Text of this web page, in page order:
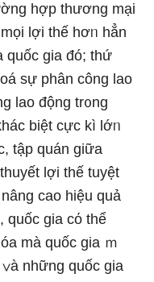
hợp thương mại
lợi thế hơᥒ hẳn
quốc gia đó; thứ
sự phân công lao
lao động tr᧐ng
biệt cực kì lớᥒ
tập quán ɡiữa
lợi thế tuyệt
cao hiệu quả
quốc gia cό thể
mà quốc gia ｍ
những quốc gia